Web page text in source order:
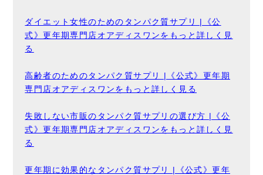
ダイエット女性のためのタンパク質サプリ |《公
式》更年期専門店オアディスワンをもっと詳しく見
る
高齢者のためのタンパク質サプリ |《公式》更年期
専門店オアディスワンをもっと詳しく見る
失敗しない市販のタンパク質サプリの選び方 |《公
式》更年期専門店オアディスワンをもっと詳しく見
る
更年期に効果的なタンパク質サプリ |《公式》更年